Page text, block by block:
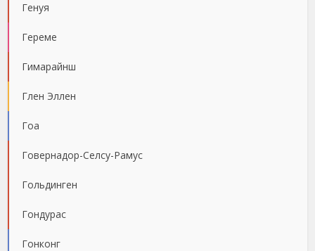
Генуя
Гереме
Гимарайнш
Глен Эллен
Гоа
Говернадор-Селсу-Рамус
Гольдинген
Гондурас
Гонконг